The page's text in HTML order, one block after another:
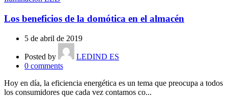
Los beneficios de la domótica en el almacén
5 de abril de 2019
Posted by
LEDIND ES
0 comments
Hoy en día, la eficiencia energética es un tema que preocupa a todos
los consumidores que cada vez contamos co...